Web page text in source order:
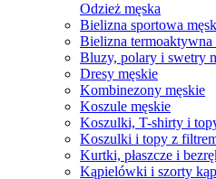
Odzież męska
Bielizna sportowa
Bielizna termoaktywna
Bluzy, polary i swetry
Dresy męskie
Kombinezony męskie
Koszule męskie
Koszulki, T-shirty i
Koszulki i topy z
Kurtki, płaszcze i
Kąpielówki i szorty